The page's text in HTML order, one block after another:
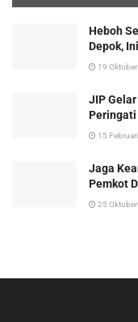
Heboh
Depok,
19
JIP
Peringati
15
Jaga
Pemkot
25